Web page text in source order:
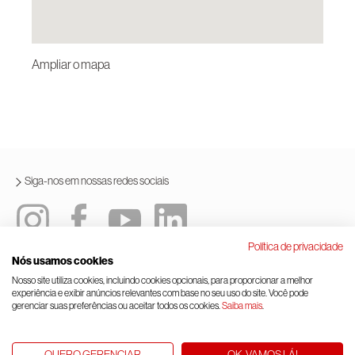
Ampliar o mapa
Siga-nos em nossas redes sociais
Política integrada
Termos e condições de uso
Lei geral de proteção de dados
Gerenciamento de cookies
© Rinnai Corporation.
Política de privacidade
Nós usamos cookies
Nosso site utiliza cookies, incluindo cookies opcionais, para proporcionar a melhor
experiência e exibir anúncios relevantes com base no seu uso do site. Você pode
gerenciar suas preferências ou aceitar todos os cookies.Saiba mais.